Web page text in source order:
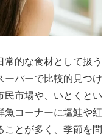
的な食材として扱う
ーパーで比較的見つけ
民市場や、いとくとい
魚コーナーに塩鮭や紅
ことが多く、季節を問